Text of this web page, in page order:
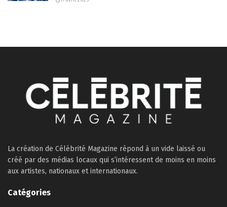
La création de Célébrité Magazine répond à un vide laissé ou
créé par des médias locaux qui s’intéressent de moins en moins
aux artistes, nationaux et internationaux.
Catégories